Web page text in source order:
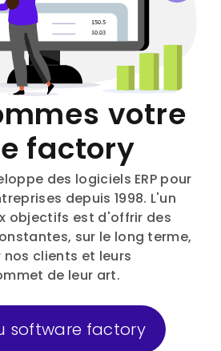
votre
factory
des logiciels ERP pour
depuis 1998. L'un
objectifs est d'offrir des
sur le long terme,
clients et leurs
de leur art.
software factory